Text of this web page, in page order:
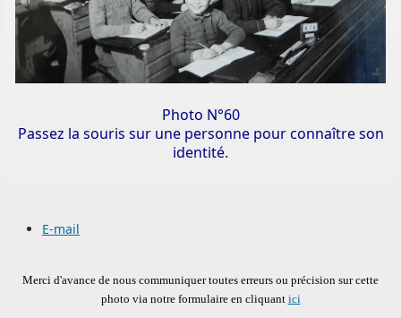
Photo N°60
Passez la souris sur une personne pour connaître son
identité.
E-mail
Merci d'avance de nous communiquer toutes erreurs ou précision sur cette
photo via notre formulaire en cliquant ici